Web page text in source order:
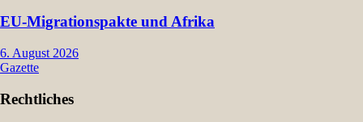
EU-Migrationspakte und Afrika
6. August 2026
Gazette
Rechtliches